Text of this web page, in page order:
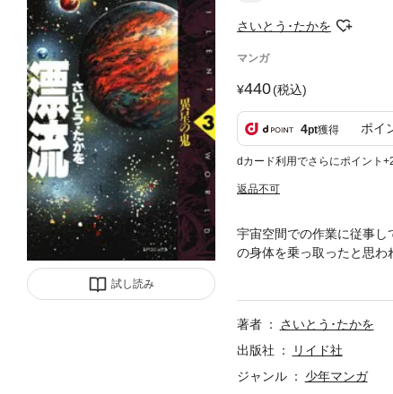
試し読み
さいとう･たかを
マンガ
440(税込)
4pt獲得 ポイ
dカード利用でさらにポイント
返品不可
宇宙空間での作業に従事
の身体を乗っ取ったと思わ
力も増大した怪物が襲っ
著者
さいとう･たかを
出版社
リイド社
ジャンル
少年マンガ